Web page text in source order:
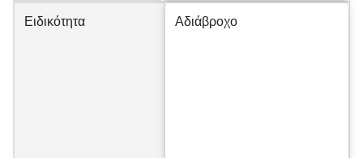
Ειδικότητα Αδιάβροχο